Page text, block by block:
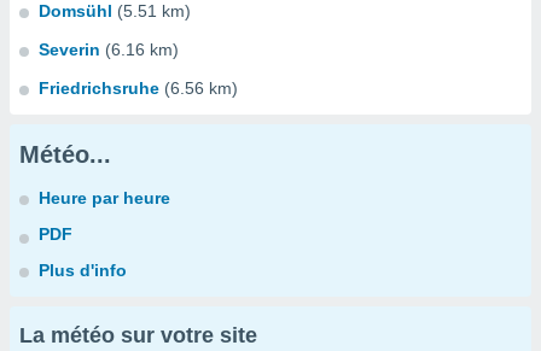
Domsühl (5.51 km)
Severin (6.16 km)
Friedrichsruhe (6.56 km)
Météo...
Heure par heure
PDF
Plus d'info
La météo sur votre site